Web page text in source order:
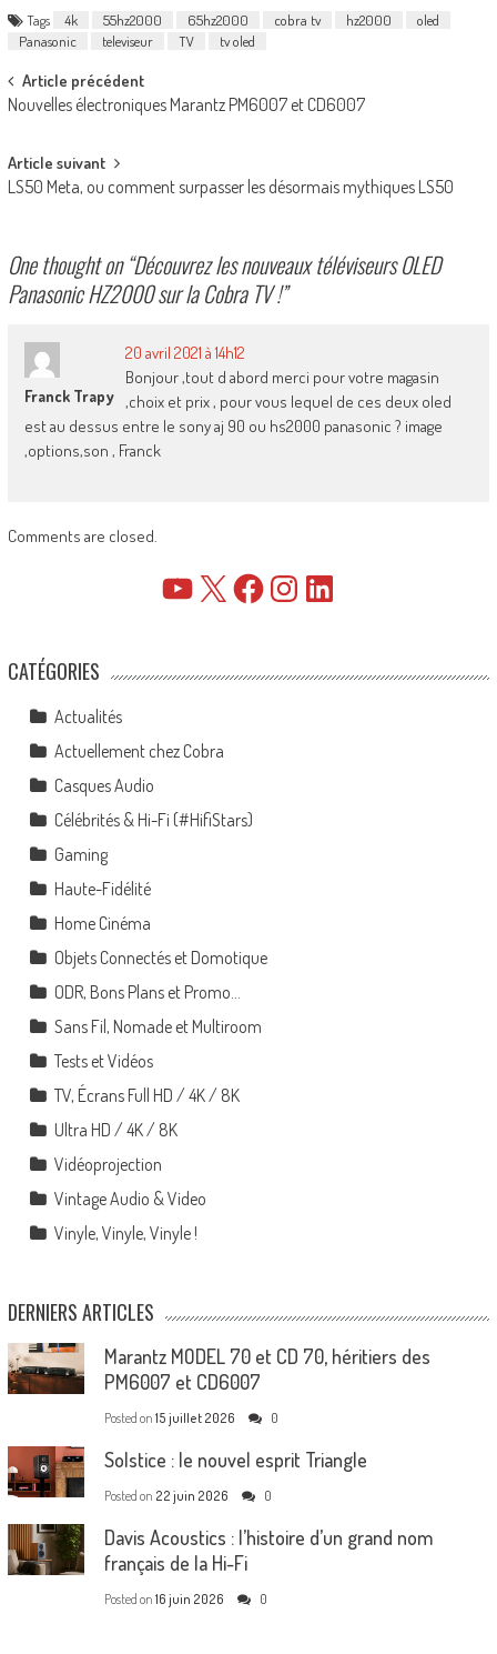
Tags 4k 55hz2000 65hz2000 cobra tv hz2000
oled
Panasonic
televiseur TV tv oled
Post
navigation
Article précédent
Nouvelles électroniques Marantz PM6007 et CD6007
Article suivant
LS50 Meta, ou comment surpasser les désormais mythiques LS50
One thought on “Découvrez les nouveaux téléviseurs OLED
Panasonic HZ2000 sur la Cobra TV !”
Franck Trapy
20 avril 2021 à 14h12
Bonjour ,tout d abord merci pour votre magasin
,choix et prix , pour vous lequel de ces deux oled
est au dessus entre le sony aj 90 ou hs2000 panasonic ? image
,options,son , Franck
Comments are closed.
YouTube FacebookInstagramLinkedIn
CATÉGORIES
Actualités
Actuellement chez Cobra
Casques Audio
Célébrités & Hi-Fi (#HifiStars)
Gaming
Haute-Fidélité
Home Cinéma
Objets Connectés et Domotique
ODR, Bons Plans et Promo…
Sans Fil, Nomade et Multiroom
Tests et Vidéos
TV, Écrans Full HD / 4K / 8K
Ultra HD / 4K / 8K
Vidéoprojection
Vintage Audio & Video
Vinyle, Vinyle, Vinyle !
DERNIERS ARTICLES
Marantz MODEL 70 et CD 70, héritiers des
PM6007 et CD6007
Posted on 15 juillet 2026 0
Solstice : le nouvel esprit Triangle
Posted on 22 juin 2026 0
Davis Acoustics : l’histoire d’un grand nom
français de la Hi-Fi
Posted on 16 juin 2026 0